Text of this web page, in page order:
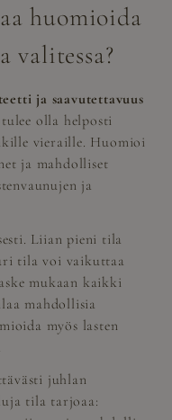
huomioida
valitessa?
ja saavutettavuus
olla helposti
vieraille. Huomioi
ja mahdolliset
ja
Liian pieni tila
tila voi vaikuttaa
mukaan kaikki
mahdollisia
myös lasten
juhlan
tila tarjoaa: